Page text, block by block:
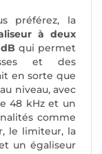
préférez, la
à deux
qui permet
et des
en sorte que
niveau, avec
48 kHz et un
comme
le limiteur, la
un égaliseur